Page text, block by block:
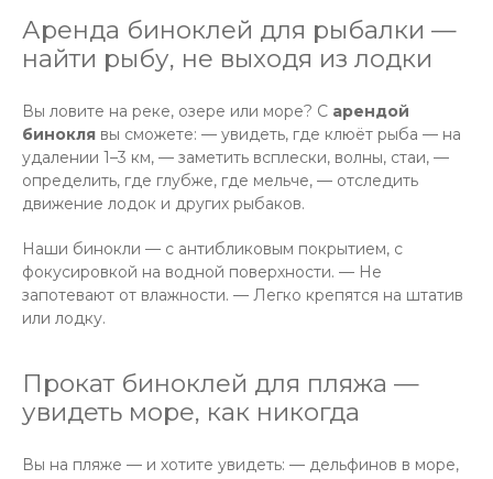
Аренда биноклей для рыбалки —
найти рыбу, не выходя из лодки
Вы ловите на реке, озере или море? С арендой
бинокля вы сможете: — увидеть, где клюёт рыба — на
удалении 1–3 км, — заметить всплески, волны, стаи, —
определить, где глубже, где мельче, — отследить
движение лодок и других рыбаков.
Наши бинокли — с антибликовым покрытием, с
фокусировкой на водной поверхности. — Не
запотевают от влажности. — Легко крепятся на штатив
или лодку.
Прокат биноклей для пляжа —
увидеть море, как никогда
Вы на пляже — и хотите увидеть: — дельфинов в море,